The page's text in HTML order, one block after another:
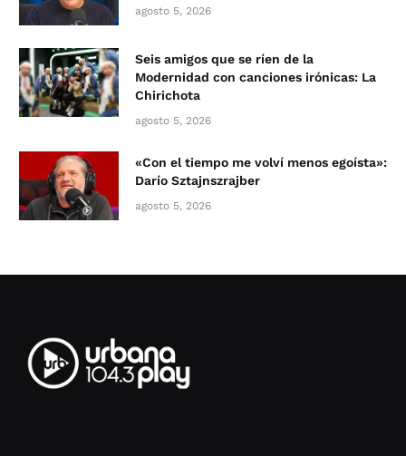
agosto 5, 2026
Seis amigos que se ríen de la
Modernidad con canciones irónicas: La
Chirichota
agosto 5, 2026
«Con el tiempo me volví menos egoísta»:
Darío Sztajnszrajber
agosto 5, 2026